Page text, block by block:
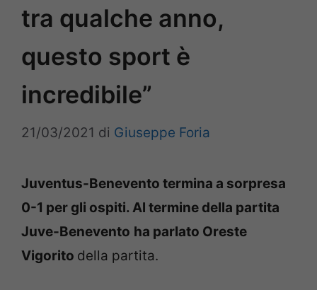
tra qualche anno,
questo sport è
incredibile”
21/03/2021 di Giuseppe Foria
Juventus-Benevento termina a sorpresa
0-1 per gli ospiti. Al termine della partita
Juve-Benevento ha parlato Oreste
Vigorito della partita.